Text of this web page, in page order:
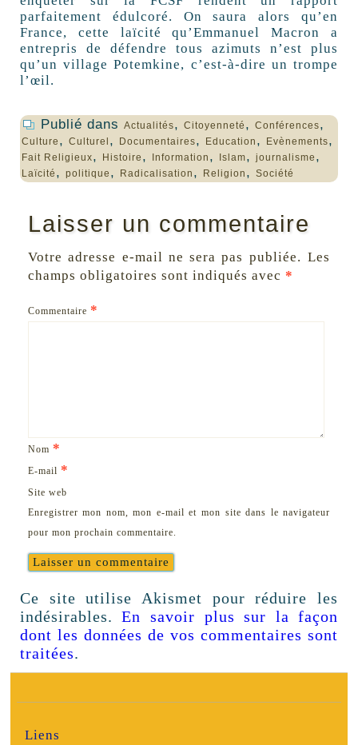
parfaitement édulcoré. On saura alors qu’en
France, cette laïcité qu’Emmanuel Macron a
entrepris de défendre tous azimuts n’est plus
qu’un village Potemkine, c’est-à-dire un trompe
l’œil.
Publié dans Actualités, Citoyenneté , Conférences,
Culture , Culturel , Documentaires, Education , Evènements,
Fait Religieux, Histoire , Information , Islam, journalisme ,
Laïcité , politique , Radicalisation , Religion , Société
Laisser un commentaire
Votre adresse e-mail ne sera pas publiée. Les
champs obligatoires sont indiqués avec *
Commentaire *
Nom *
E-mail *
Site web
Enregistrer mon nom, mon e-mail et mon site dans le navigateur
pour mon prochain commentaire.
Ce site utilise Akismet pour réduire les
indésirables.En savoir plus sur la façon
dont les données de vos commentaires sont
traitées.
Liens